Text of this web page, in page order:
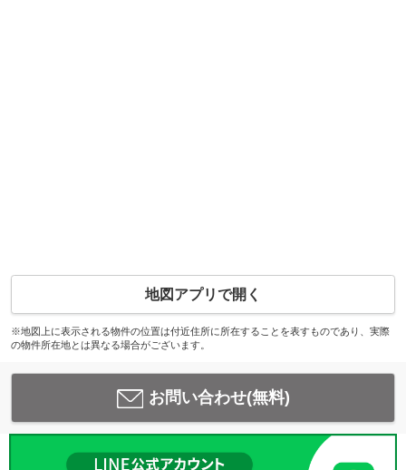
地図アプリで開く
※地図上に表示される物件の位置は付近住所に所在することを表すものであり、実際
の物件所在地とは異なる場合がございます。
お問い合わせ(無料)